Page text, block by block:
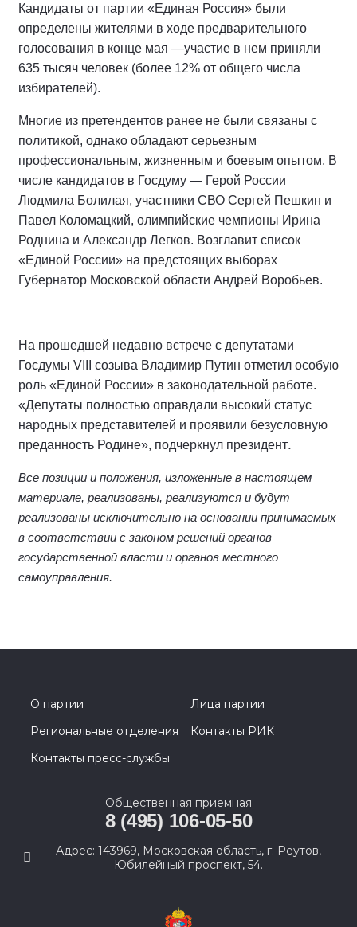
Кандидаты от партии «Единая Россия» были
определены жителями в ходе предварительного
голосования в конце мая —участие в нем приняли
635 тысяч человек (более 12% от общего числа
избирателей).
Многие из претендентов ранее не были связаны с
политикой, однако обладают серьезным
профессиональным, жизненным и боевым опытом. В
числе кандидатов в Госдуму — Герой России
Людмила Болилая, участники СВО Сергей Пешкин и
Павел Коломацкий, олимпийские чемпионы Ирина
Роднина и Александр Легков. Возглавит список
«Единой России» на предстоящих выборах
Губернатор Московской области Андрей Воробьев.
На прошедшей недавно встрече с депутатами
Госдумы VIII созыва Владимир Путин отметил особую
роль «Единой России» в законодательной работе.
«Депутаты полностью оправдали высокий статус
народных представителей и проявили безусловную
преданность Родине», подчеркнул президент.
Все позиции и положения, изложенные в настоящем
материале, реализованы, реализуются и будут
реализованы исключительно на основании принимаемых
в соответствии с законом решений органов
государственной власти и органов местного
самоуправления.
О партии
Лица партии
Региональные отделения
Контакты РИК
Контакты пресс-службы
Общественная приемная
8 (495) 106-05-50
Адрес: 143969, Московская область, г. Реутов,
Юбилейный проспект, 54.